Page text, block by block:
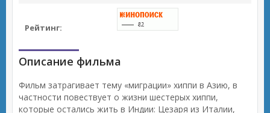
Рейтинг:
Описание фильма
Фильм затрагивает тему «миграции» хиппи в Азию, в
частности повествует о жизни шестерых хиппи,
которые остались жить в Индии: Цезаря из Италии,